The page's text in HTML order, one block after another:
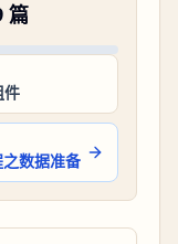
篇
数据准备